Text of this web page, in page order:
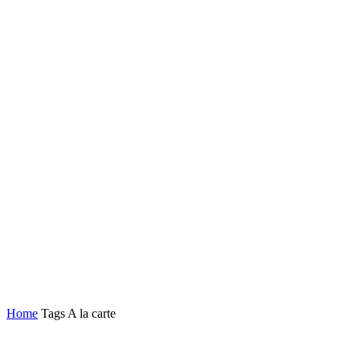
Home Tags A la carte